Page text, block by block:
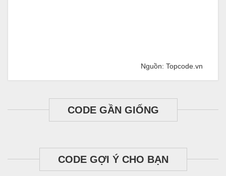
Nguồn: Topcode.vn
CODE GẦN GIỐNG
CODE GỢI Ý CHO BẠN